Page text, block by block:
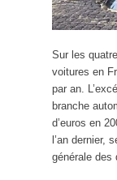
Sur les
voitures en
par an.
branche
d’euros en
l’an dernier,
générale des